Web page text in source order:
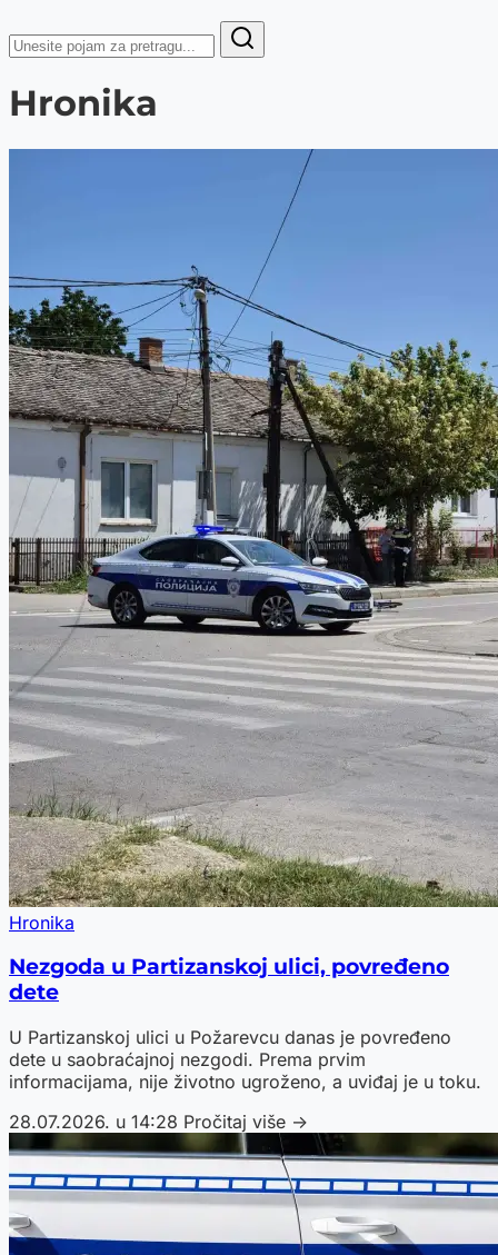
Hronika
Hronika
Nezgoda u Partizanskoj ulici, povređeno
dete
U Partizanskoj ulici u Požarevcu danas je povređeno
dete u saobraćajnoj nezgodi. Prema prvim
informacijama, nije životno ugroženo, a uviđaj je u toku.
28.07.2026. u 14:28 Pročitaj više →